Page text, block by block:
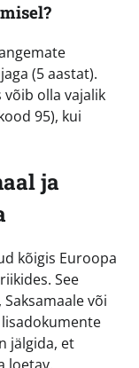
(5 aastat).
olla vajalik
95), kui
ja
kõigis Euroopa
See
või
jälgida, et